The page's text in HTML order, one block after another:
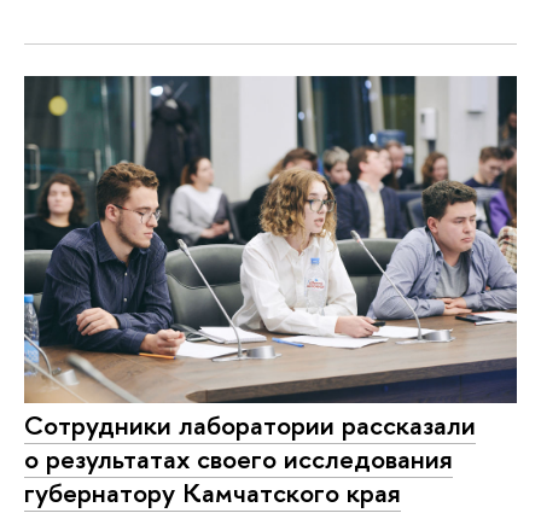
Сотрудники лаборатории рассказали
о результатах своего исследования
губернатору Камчатского края